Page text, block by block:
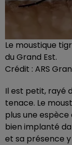
Le moustique
du Grand Est.
Crédit : ARS
Il est petit, rayé
tenace. Le
plus une
bien implanté
et sa présence